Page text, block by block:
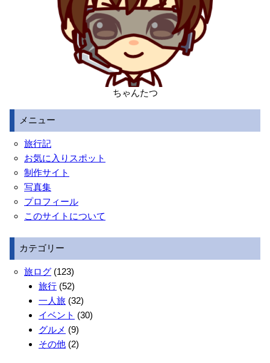
ちゃんたつ
メニュー
旅行記
お気に入りスポット
制作サイト
写真集
プロフィール
このサイトについて
カテゴリー
旅ログ (123)
旅行 (52)
一人旅 (32)
イベント (30)
グルメ (9)
その他 (2)